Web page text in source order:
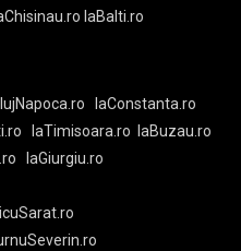
laBalti.ro
laConstanta.ro
laTimisoara.ro
laBuzau.ro
laGiurgiu.ro